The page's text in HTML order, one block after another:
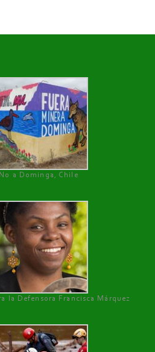
No a Dominga, Chile
la Defensora Francisca Márquez